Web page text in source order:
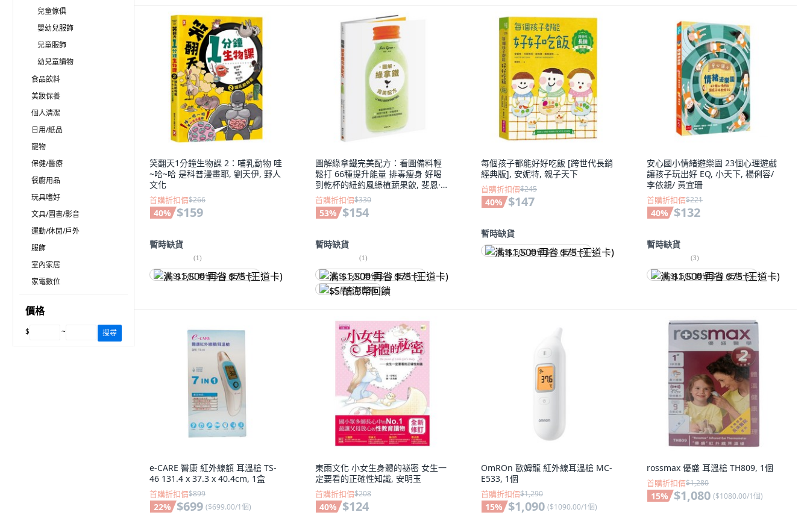
兒童傢俱
嬰幼兒服飾
兒童服飾
幼兒童讀物
食品飲料
美妝保養
個人清潔
日用/紙品
寵物
保健/醫療
餐廚用品
玩具嗜好
文具/圖書/影音
運動/休閒/戶外
服飾
室內家居
家電數位
價格
$ ~ 搜尋
笑翻天1分鐘生物課 2：哺乳動物 哇
~哈~哈 是科普漫畫耶, 劉天伊, 野人
文化
首購折扣價$266
40% $159
暫時缺貨
(1)
满 $1,500 再省 $75 (王道卡)
圖解綠拿鐵完美配方：看圖備料輕
鬆打 66種提升能量 排毒瘦身 好喝
到乾杯的紐約風綠植蔬果飲, 斐恩·格
林, 積木文化
首購折扣價$330
53% $154
暫時缺貨
(1)
满 $1,500 再省 $75 (王道卡)
$5 酷澎幣回饋
每個孩子都能好好吃飯 [跨世代長銷
經典版], 安妮特, 親子天下
首購折扣價$245
40% $147
暫時缺貨
满 $1,500 再省 $75 (王道卡)
安心國小情緒遊樂園 23個心理遊戲
讓孩子玩出好 EQ, 小天下, 楊俐容/
李依親/ 黃宜珊
首購折扣價$221
40% $132
暫時缺貨
(3)
满 $1,500 再省 $75 (王道卡)
e-CARE 醫康 紅外線額 耳溫槍 TS-
46 131.4 x 37.3 x 40.4cm, 1盒
首購折扣價$899
22% $699 ($699.00/1個)
東雨文化 小女生身體的祕密 女生一
定要看的正確性知識, 安明玉
首購折扣價$208
40% $124
OmROn 歐姆龍 紅外線耳溫槍 MC-
E533, 1個
首購折扣價$1,290
15% $1,090 ($1090.00/1個)
rossmax 優盛 耳溫槍 TH809, 1個
首購折扣價$1,280
15% $1,080 ($1080.00/1個)